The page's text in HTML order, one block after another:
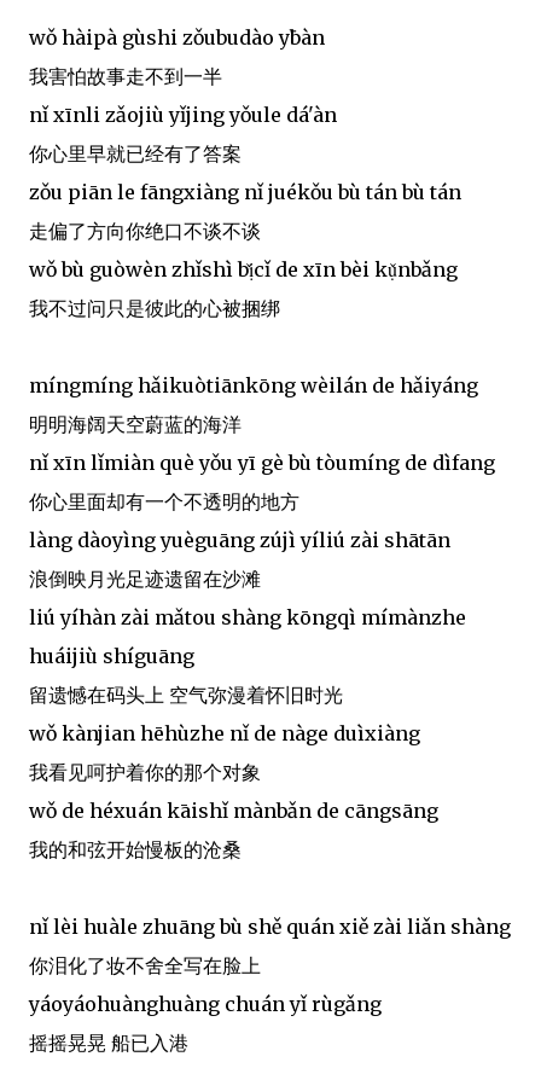
wǒ hàipà gùshi zǒubudào yị̄bàn
我害怕故事走不到一半
nǐ xīnli zǎojiù yǐjing yǒule dá'àn
你心里早就已经有了答案
zǒu piān le fāngxiàng nǐ juékǒu bù tán bù tán
走偏了方向你绝口不谈不谈
wǒ bù guòwèn zhǐshì bị̌cǐ de xīn bèi kụ̌nbǎng
我不过问只是彼此的心被捆绑
míngmíng hǎikuòtiānkōng wèilán de hǎiyáng
明明海阔天空蔚蓝的海洋
nǐ xīn lǐmiàn què yǒu yī gè bù tòumíng de dìfang
你心里面却有一个不透明的地方
làng dàoyìng yuèguāng zújì yíliú zài shātān
浪倒映月光足迹遗留在沙滩
liú yíhàn zài mǎtou shàng kōngqì mímànzhe
huáijiù shíguāng
留遗憾在码头上 空气弥漫着怀旧时光
wǒ kànjian hēhùzhe nǐ de nàge duìxiàng
我看见呵护着你的那个对象
wǒ de héxuán kāishǐ mànbǎn de cāngsāng
我的和弦开始慢板的沧桑
nǐ lèi huàle zhuāng bù shě quán xiě zài liǎn shàng
你泪化了妆不舍全写在脸上
yáoyáohuànghuàng chuán yǐ rùgǎng
摇摇晃晃 船已入港